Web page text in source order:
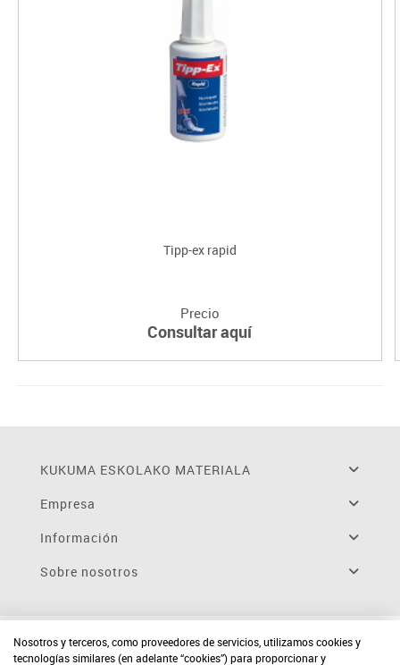
Tipp-ex rapid
Precio
Consultar aquí
KUKUMA ESKOLAKO MATERIALA
Empresa
Información
Sobre nosotros
Nosotros y terceros, como proveedores de servicios, utilizamos cookies y
tecnologías similares (en adelante “cookies”) para proporcionar y